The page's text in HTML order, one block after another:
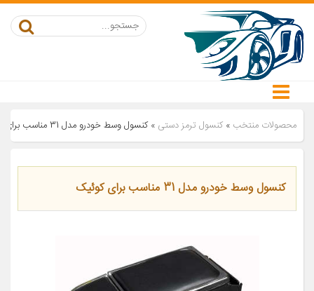
محصولات منتخب » کنسول ترمز دستی »کنسول وسط خودرو مدل 31 مناسب برای کوئیک
کنسول وسط خودرو مدل 31 مناسب برای کوئیک